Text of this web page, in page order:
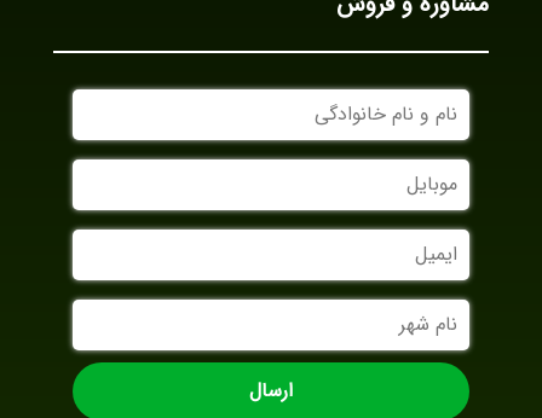
نام
و
نام
خانوادگی
موبایل
ایمیل
نام
شهر